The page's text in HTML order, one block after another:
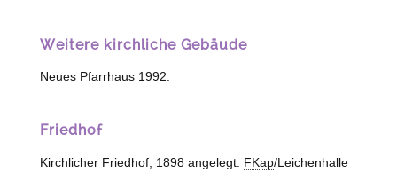
Weitere kirchliche Gebäude
Neues Pfarrhaus 1992.
Friedhof
Kirchlicher Friedhof, 1898 angelegt. FKap/Leichenhalle